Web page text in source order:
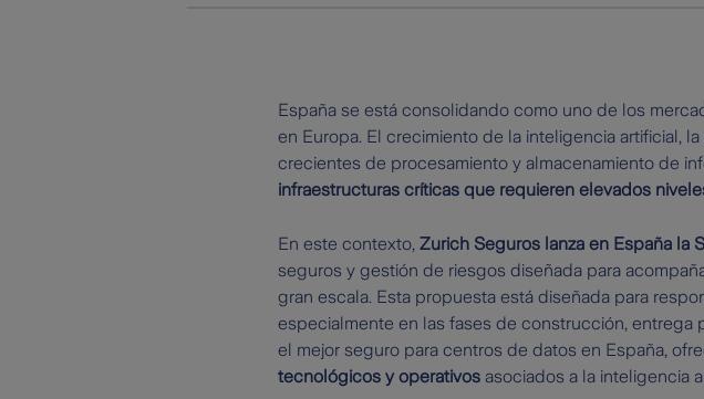
España se está consolidando como uno de los
en Europa. El crecimiento de la inteligencia artificial,
crecientes de procesamiento y almacenamiento de
infraestructuras críticas que requieren elevados
En este contexto, Zurich Seguros lanza en España la
seguros y gestión de riesgos diseñada para
gran escala. Esta propuesta está diseñada para
especialmente en las fases de construcción, entrega
el mejor seguro para centros de datos en España,
tecnológicos y operativosasociados a la inteligencia